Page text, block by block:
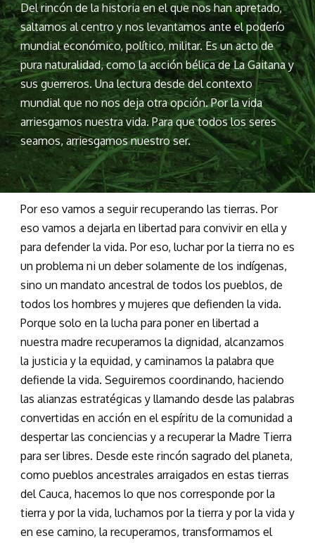
Del rincón de la historia en el que nos han apretado,
saltamos al centro y nos levantamos ante el poderío
mundial económico, político, militar. Es un acto de
pura naturalidad, como la acción bélica de La Gaitana y
sus guerreros. Una lectura desde del contexto
mundial que no nos deja otra opción. Por la vida
arriesgamos nuestra vida. Para que todos los seres
seamos, arriesgamos nuestro ser.
Por eso vamos a seguir recuperando las tierras. Por
eso vamos a dejarla en libertad para convivir en ella y
para defender la vida. Por eso, luchar por la tierra no es
un problema ni un deber solamente de los indígenas,
sino un mandato ancestral de todos los pueblos, de
todos los hombres y mujeres que defienden la vida.
Porque solo en la lucha para poner en libertad a
nuestra madre recuperamos la dignidad, alcanzamos
la justicia y la equidad, y caminamos la palabra que
defiende la vida. Seguiremos coordinando, haciendo
las alianzas estratégicas y llamando desde las palabras
convertidas en acción en el espíritu de la comunidad a
despertar las conciencias y a recuperar la Madre Tierra
para ser libres. Desde este rincón sagrado del planeta,
como pueblos ancestrales arraigados en estas tierras
del Cauca, hacemos lo que nos corresponde por la
tierra y por la vida, luchamos por la tierra y por la vida y
en ese camino, la recuperamos, transformamos el